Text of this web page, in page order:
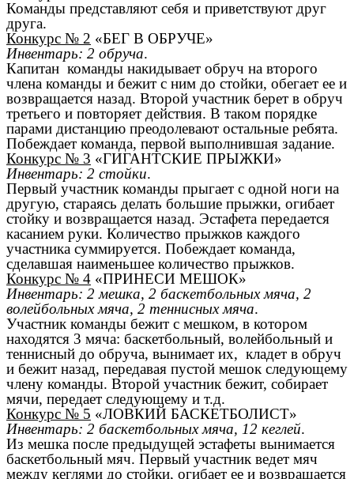
Команды представляют себя и приветствуют друг
друга.
Конкурс № 2 «БЕГ В ОБРУЧЕ»
Инвентарь: 2 обруча.
Капитан команды накидывает обруч на второго
члена команды и бежит с ним до стойки, обегает ее и
возвращается назад. Второй участник берет в обруч
третьего и повторяет действия. В таком порядке
парами дистанцию преодолевают остальные ребята.
Побеждает команда, первой выполнившая задание.
Конкурс № 3 «ГИГАНТСКИЕ ПРЫЖКИ»
Инвентарь: 2 стойки.
Первый участник команды прыгает с одной ноги на
другую, стараясь делать большие прыжки, огибает
стойку и возвращается назад. Эстафета передается
касанием руки. Количество прыжков каждого
участника суммируется. Побеждает команда,
сделавшая наименьшее количество прыжков.
Конкурс № 4 «ПРИНЕСИ МЕШОК»
Инвентарь: 2 мешка, 2 баскетбольных мяча, 2
волейбольных мяча, 2 теннисных мяча.
Участник команды бежит с мешком, в котором
находятся 3 мяча: баскетбольный, волейбольный и
теннисный до обруча, вынимает их, кладет в обруч
и бежит назад, передавая пустой мешок следующему
члену команды. Второй участник бежит, собирает
мячи, передает следующему и т.д.
Конкурс № 5 «ЛОВКИЙ БАСКЕТБОЛИСТ»
Инвентарь: 2 баскетбольных мяча, 12 кеглей.
Из мешка после предыдущей эстафеты вынимается
баскетбольный мяч. Первый участник ведет мяч
между кеглями до стойки, огибает ее и возвращается